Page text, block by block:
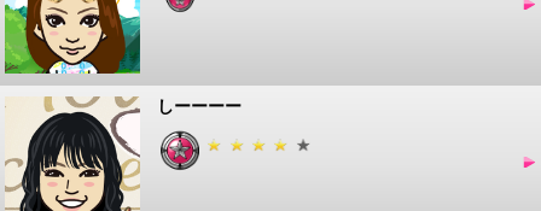
しーーーー